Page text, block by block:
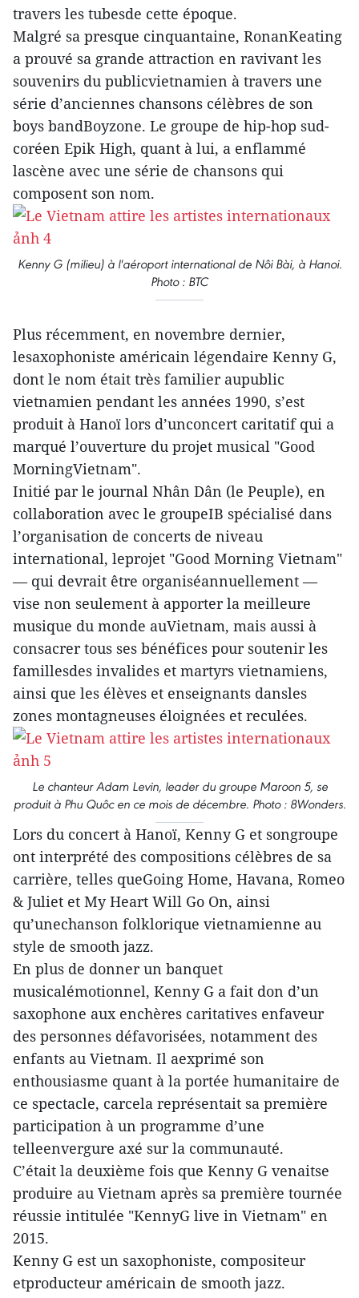
travers les tubesde cette époque.
Malgré sa presque cinquantaine, RonanKeating
a prouvé sa grande attraction en ravivant les
souvenirs du publicvietnamien à travers une
série d’anciennes chansons célèbres de son
boys bandBoyzone. Le groupe de hip-hop sud-
coréen Epik High, quant à lui, a enflammé
lascène avec une série de chansons qui
composent son nom.
Kenny G (milieu) à l'aéroport international de Nôi Bài, à Hanoi.
Photo : BTC
Plus récemment, en novembre dernier,
lesaxophoniste américain légendaire Kenny G,
dont le nom était très familier aupublic
vietnamien pendant les années 1990, s’est
produit à Hanoï lors d’unconcert caritatif qui a
marqué l’ouverture du projet musical "Good
MorningVietnam".
Initié par le journal Nhân Dân (le Peuple), en
collaboration avec le groupeIB spécialisé dans
l’organisation de concerts de niveau
international, leprojet "Good Morning Vietnam"
— qui devrait être organiséannuellement —
vise non seulement à apporter la meilleure
musique du monde auVietnam, mais aussi à
consacrer tous ses bénéfices pour soutenir les
famillesdes invalides et martyrs vietnamiens,
ainsi que les élèves et enseignants dansles
zones montagneuses éloignées et reculées.
Le chanteur Adam Levin, leader du groupe Maroon 5, se
produit à Phu Quôc en ce mois de décembre. Photo : 8Wonders.
Lors du concert à Hanoï, Kenny G et songroupe
ont interprété des compositions célèbres de sa
carrière, telles queGoing Home, Havana, Romeo
& Juliet et My Heart Will Go On, ainsi
qu’unechanson folklorique vietnamienne au
style de smooth jazz.
En plus de donner un banquet
musicalémotionnel, Kenny G a fait don d’un
saxophone aux enchères caritatives enfaveur
des personnes défavorisées, notamment des
enfants au Vietnam. Il aexprimé son
enthousiasme quant à la portée humanitaire de
ce spectacle, carcela représentait sa première
participation à un programme d’une
telleenvergure axé sur la communauté.
C’était la deuxième fois que Kenny G venaitse
produire au Vietnam après sa première tournée
réussie intitulée "KennyG live in Vietnam" en
2015.
Kenny G est un saxophoniste, compositeur
etproducteur américain de smooth jazz.